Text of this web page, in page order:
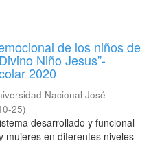
de los niños de
Niño Jesus”-
2020
Nacional José
25)
desarrollado y funcional
mujeres en diferentes niveles